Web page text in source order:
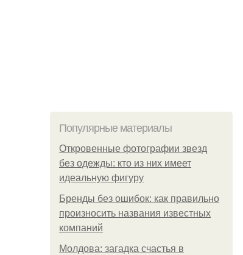
Популярные материалы
Откровенные фотографии звезд
без одежды: кто из них имеет
идеальную фигуру
Бренды без ошибок: как правильно
произносить названия известных
компаний
Молдова: загадка счастья в